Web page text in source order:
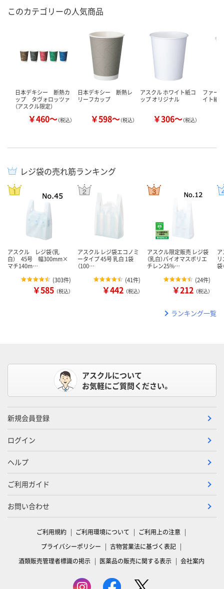
このカテゴリーの人気商品
日本デキシー 断熱カ
ップ タヴォロッツァ
（アスクル限定）
￥460～（税込）
日本デキシー 断熱レ
リーフカップ
￥598～（税込）
アスクル ホワイト紙コ
ップ オリジナル
￥306～（税込）
ファー
イト紙
レジ袋の売れ筋ランキング
アスクル レジ袋（乳
白） 45号 幅300mm×
マチ140m…
(303件)
￥585 （税込）
アスクル レジ袋エコノミ
ータイプ 45号 乳白 1袋
（100…
(41件)
￥442 （税込）
アスクル限定販売 レジ袋
（乳白）バイオマスポリエ
チレン25%…
(24件)
￥212 （税込）
袋
ランキング一覧
アスクルについて
お気軽にご質問ください。
新規会員登録
ログイン
ヘルプ
ご利用ガイド
お問い合わせ
ご利用規約 ご利用環境について
ご利用上の注意
プライバシーポリシー
古物営業法に基づく表記
酒類販売管理者標識の掲示
医薬品の販売に関する表示 会社案内